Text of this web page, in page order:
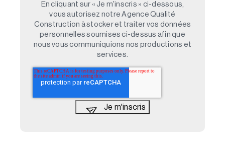
En cliquant sur « Je m'inscris » ci-dessous,
vous autorisez notre Agence Qualité
Construction à stocker et traiter vos données
personnelles soumises ci-dessus afin que
nous vous communiquions nos productions et
services.